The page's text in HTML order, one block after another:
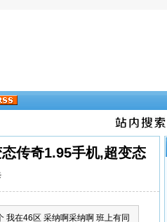
传奇1.95手机,超变态
我在46区 采纳啊采纳啊 班上有同